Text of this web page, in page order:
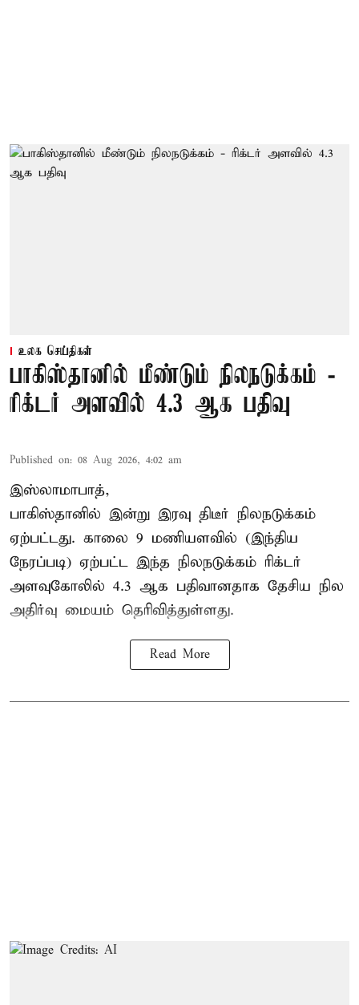
உலக செய்திகள்
பாகிஸ்தானில் மீண்டும் நிலநடுக்கம் -
ரிக்டர் அளவில் 4.3 ஆக பதிவு
Published on: 08 Aug 2026, 4:02 am
இஸ்லாமாபாத்,
பாகிஸ்தானில் இன்று இரவு திடீர் நிலநடுக்கம்
ஏற்பட்டது. காலை 9 மணியளவில் (இந்திய
நேரப்படி) ஏற்பட்ட இந்த நிலநடுக்கம் ரிக்டர்
அளவுகோலில் 4.3 ஆக பதிவானதாக தேசிய நில
அதிர்வு மையம் தெரிவித்துள்ளது.
Read More